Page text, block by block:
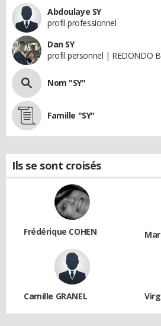
Abdoulaye SY
profil professionnel
Dan SY
profil personnel | REDONDO
Nom "SY"
Famille "SY"
Ils se sont croisés
Frédérique COHEN
Camille GRANEL